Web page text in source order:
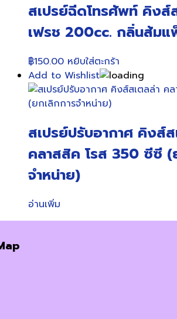
สเปรย์ฉีดโทรศัพท์ คิงส์
เฟรช 200cc. กลิ่นส้ม
฿150.00 หยิบใส่ตะกร้า
Add to Wishlist
สเปรย์ปรับอากาศ คิงส์ส
คลาสสิค โรส 350 ซีซี (
จำหน่าย)
อ่านเพิ่ม